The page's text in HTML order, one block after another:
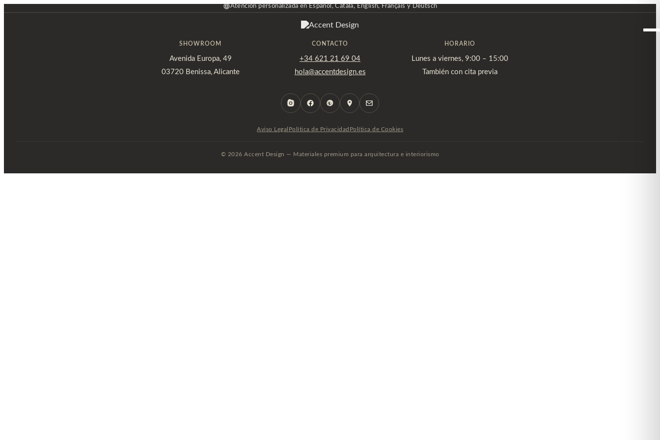
Atención personalizada en Español, Català, English, Français y Deutsch
SHOWROOM
Avenida Europa, 49
03720 Benissa, Alicante
CONTACTO
+34 621 21 69 04
hola@accentdesign.es
HORARIO
Lunes a viernes, 9:00 – 15:00
También con cita previa
Aviso Legal Política de Privacidad Política de Cookies
© 2026 Accent Design — Materiales premium para arquitectura e interiorismo